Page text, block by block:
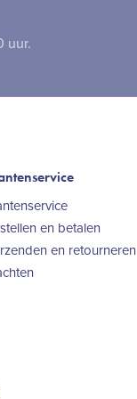
uur.
en betalen
en retourneren